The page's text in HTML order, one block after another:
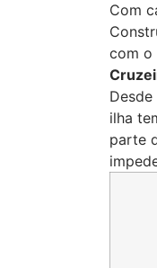
Com
com o
ilha
parte